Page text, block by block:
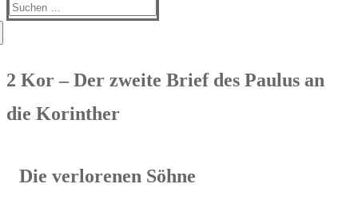
Suchen
2 Kor – Der zweite Brief des Paulus an
die Korinther
Die verlorenen Söhne